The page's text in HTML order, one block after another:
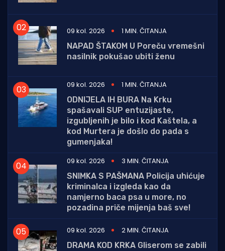
09 kol. 2026
1 MIN. ČITANJA
NAPAD ŠTAKOM U Poreču vremešni
nasilnik pokušao ubiti ženu
09 kol. 2026
1 MIN. ČITANJA
ODNIJELA IH BURA Na Krku
spašavali SUP entuzijaste,
izgubljenih je bilo i kod Kaštela, a
kod Murtera je došlo do pada s
gumenjaka!
09 kol. 2026
3 MIN. ČITANJA
SNIMKA S PAŠMANA Policija uhićuje
kriminalca i izgleda kao da
namjerno baca psa u more, no
pozadina priče mijenja baš sve!
09 kol. 2026
2 MIN. ČITANJA
DRAMA KOD KRKA Gliserom se zabili